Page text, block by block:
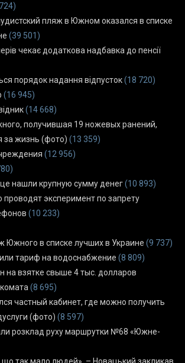
пляж в Южном оказался в списке
(39 501)
чекає додаткова надбавка до пенсії
порядок надання відпусток(18 720)
(16 945)
(14 668)
получившая 19 ножевых ранений,
за жизнь (фото) (13 359)
(12 956)
нашли крупную сумму денег(10 893)
эксперимент по запрету
(10 233)
Южного в списке лучших в Украине (9 737)
тариф на водоснабжение (8 809)
взятке свыше 4 тыс. долларов
(8 695)
частный кабинет, где можно получить
(фото) (8 597)
розклад руху маршрутки №68 «Южне-